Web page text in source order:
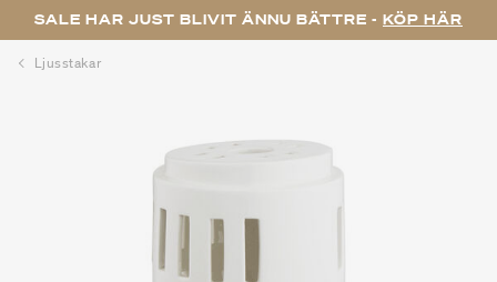
SALE HAR JUST BLIVIT ÄNNU BÄTTRE - KÖP HÄR
Ljusstakar